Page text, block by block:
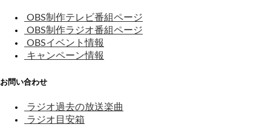
OBS制作テレビ番組ページ
OBS制作ラジオ番組ページ
OBSイベント情報
キャンペーン情報
お問い合わせ
ラジオ過去の放送楽曲
ラジオ目安箱